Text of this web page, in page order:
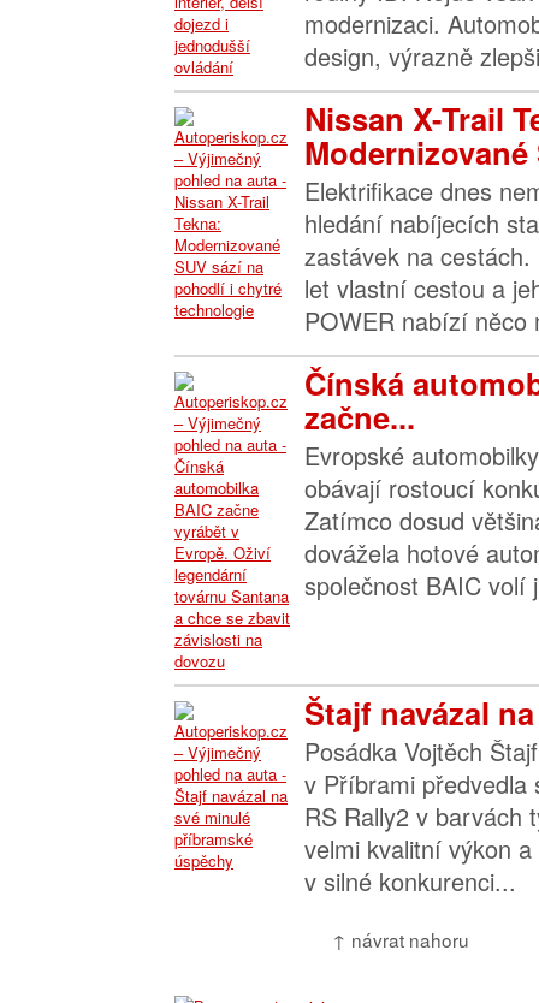
modernizaci.
design, výrazně
Nissan X-Trail
Modernizované
Elektrifikace dnes
hledání nabíjecích
zastávek na
let vlastní cestou a
POWER nabízí něco
Čínská
začne...
Evropské
obávají rostoucí
Zatímco dosud
dovážela hotové
společnost BAIC volí
Štajf navázal
Posádka Vojtěch
v Příbrami předvedla
RS Rally2 v barvách
velmi kvalitní výkon
v silné konkurenci...
↑ návrat nahoru